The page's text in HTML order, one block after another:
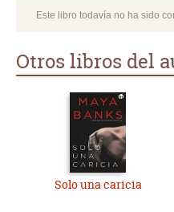
Este libro todavía no ha sido
Otros libros del
Solo una caricia